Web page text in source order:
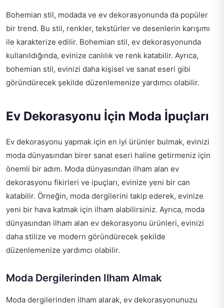
Bohemian stil, modada ve ev dekorasyonunda da popüler
bir trend. Bu stil, renkler, tekstürler ve desenlerin karışımı
ile karakterize edilir. Bohemian stil, ev dekorasyonunda
kullanıldığında, evinize canlılık ve renk katabilir. Ayrıca,
bohemian stil, evinizi daha kişisel ve sanat eseri gibi
göründürecek şekilde düzenlemenize yardımcı olabilir.
Ev Dekorasyonu İçin Moda İpuçları
Ev dekorasyonu yapmak için en iyi ürünler bulmak, evinizi
moda dünyasından birer sanat eseri haline getirmeniz için
önemli bir adım. Moda dünyasından ilham alan ev
dekorasyonu fikirleri ve ipuçları, evinize yeni bir can
katabilir. Örneğin, moda dergilerini takip ederek, evinize
yeni bir hava katmak için ilham alabilirsiniz. Ayrıca, moda
dünyasından ilham alan ev dekorasyonu ürünleri, evinizi
daha stilize ve modern göründürecek şekilde
düzenlemenize yardımcı olabilir.
Moda Dergilerinden Ilham Almak
Moda dergilerinden ilham alarak, ev dekorasyonunuzu